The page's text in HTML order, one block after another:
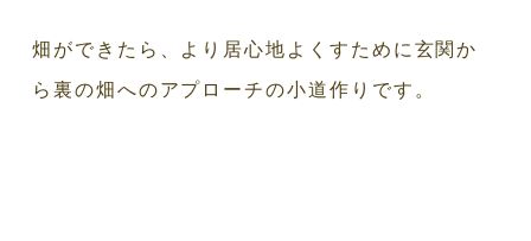
畑ができたら、より居心地よくすために玄関か
ら裏の畑へのアプローチの小道作りです。